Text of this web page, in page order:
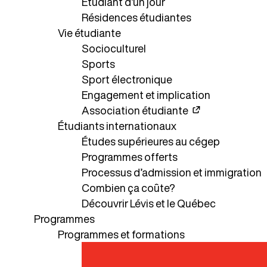
Résidences étudiantes
Vie étudiante
Socioculturel
Sports
Sport électronique
Engagement et implication
Association étudiante
Étudiants internationaux
Études supérieures au cégep
Programmes offerts
Processus d’admission et immigration
Combien ça coûte?
Découvrir Lévis et le Québec
Programmes
Programmes et formations